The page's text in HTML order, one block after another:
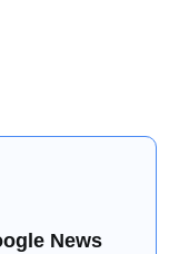
News